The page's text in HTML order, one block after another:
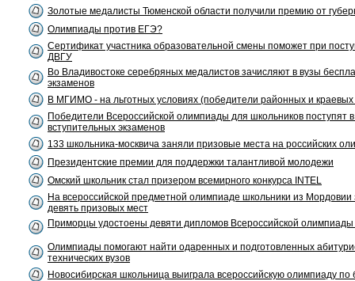
Золотые медалисты Тюменской области получили премию от
Олимпиады против ЕГЭ?
Сертификат участника образовательной смены поможет при
ДВГУ
Во Владивостоке серебряных медалистов зачисляют в вузы
экзаменов
В МГИМО - на льготных условиях (победители районных и
Победители Всероссийской олимпиады для школьников поступят
вступительных экзаменов
133 школьника-москвича заняли призовые места на российских
Президентские премии для поддержки талантливой молодежи
Омский школьник стал призером всемирного конкурса INTEL
На всероссийской предметной олимпиаде школьники из Мордовии
девять призовых мест
Приморцы удостоены девяти дипломов Всероссийской олимпиады
Олимпиады помогают найти одаренных и подготовленных
технических вузов
Новосибирская школьница выиграла всероссийскую олимпиаду по